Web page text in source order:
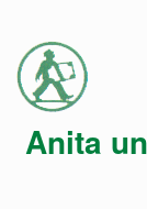
Anita